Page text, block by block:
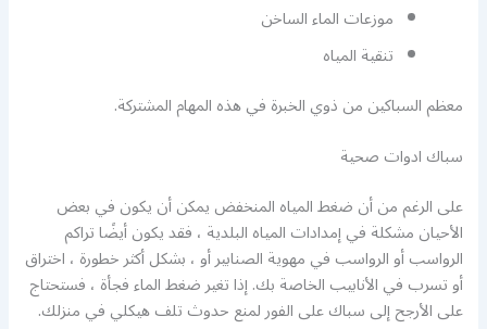
موزعات الماء الساخن
تنقية المياه
معظم السباكين من ذوي الخبرة في هذه المهام المشتركة.
سباك ادوات صحية
على الرغم من أن ضغط المياه المنخفض يمكن أن يكون في بعض
الأحيان مشكلة في إمدادات المياه البلدية ، فقد يكون أيضًا تراكم
الرواسب أو الرواسب في مهوية الصنابير أو ، بشكل أكثر خطورة ، اختراق
أو تسرب في الأنابيب الخاصة بك. إذا تغير ضغط الماء فجأة ، فستحتاج
على الأرجح إلى سباك على الفور لمنع حدوث تلف هيكلي في منزلك.